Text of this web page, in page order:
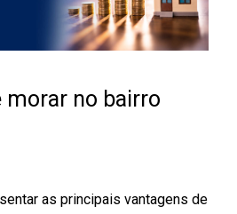
morar no bairro
as principais vantagens de